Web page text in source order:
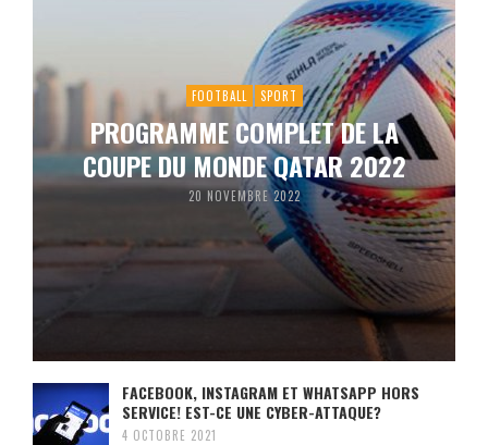
FOOTBALL SPORT
PROGRAMME COMPLET DE LA
COUPE DU MONDE QATAR 2022
20 NOVEMBRE 2022
FACEBOOK, INSTAGRAM ET WHATSAPP HORS
SERVICE! EST-CE UNE CYBER-ATTAQUE?
4 OCTOBRE 2021